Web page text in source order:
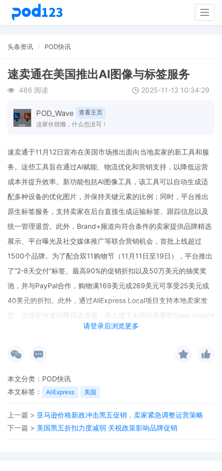
头条资讯 POD快讯
速卖通在美国推出AI图像与标签服务
486 阅读 2025-11-12 10:34:29
POD_Wave
查看主页
这家伙很懒，什么也没写！
请登录后浏览更多
速卖通于11月12日宣布在美国市场推出面向当地卖家的新工具和服
务。这些工具旨在通过AI赋能、物流优化和营销支持，以降低运营
成本并提升效率。新功能包括AI图像工具，该工具可以自动生成适
配多种设备的优化图片，并保持关键元素的比例；同时，平台推出
原生标签服务，支持卖家在后台直接生成运输标签、跟踪信息以及
统一管理退货。此外，Brand+频道向符合条件的卖家提供品牌精选
展示、平台曝光及社交媒体推广等联合营销机会，首批上线超过
1500个品牌。为了配合双11购物节（11月11日至19日），平台推出
了“2-8天交付”标签、最高90%的促销折扣以及50万美元的抽奖奖
池，并与PayPal合作，购物满169美元或269美元可享受25美元或
40美元的折扣。此外，通过AliExpress Local项目支持本地卖家发
货，实现更快速的两日达选项，并上线了AI评论摘要和Deep Insight
搜索推荐等购物工具，以提升买家决策效率。
本文分类： POD快讯
本文标签：
AliExpress 美国
上一篇 > 亚马逊价格新政冲击黑五促销，卖家紧急调整运营策略
下一篇 > 美国黑五折扣力度减弱 关税政策影响品牌促销